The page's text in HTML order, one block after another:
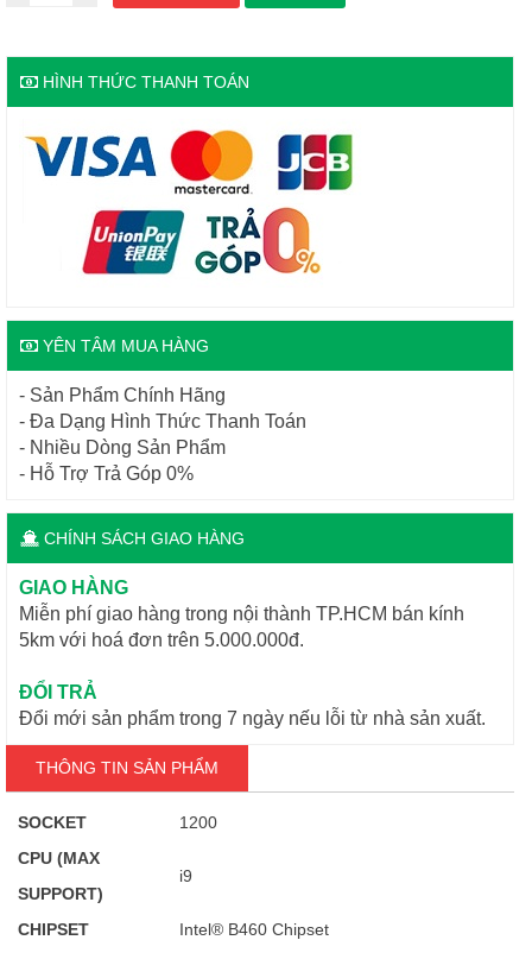
HÌNH THỨC THANH TOÁN
YÊN TÂM MUA HÀNG
- Sản Phẩm Chính Hãng
- Đa Dạng Hình Thức Thanh Toán
- Nhiều Dòng Sản Phẩm
- Hỗ Trợ Trả Góp 0%
CHÍNH SÁCH GIAO HÀNG
GIAO HÀNG
Miễn phí giao hàng trong nội thành TP.HCM bán kính
5km với hoá đơn trên 5.000.000đ.
ĐỔI TRẢ
Đổi mới sản phẩm trong 7 ngày nếu lỗi từ nhà sản xuất.
THÔNG TIN SẢN PHẨM
SOCKET
1200
CPU (MAX
SUPPORT)
i9
CHIPSET
Intel® B460 Chipset